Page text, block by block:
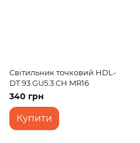
Світильник точковий HDL-
DT 93 GU5.3 CH MR16
340 грн
Купити